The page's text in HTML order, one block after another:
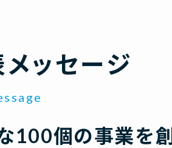
ッセージ
100個の事業を